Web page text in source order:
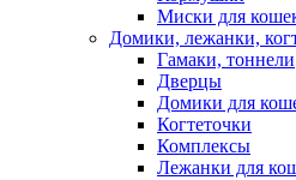
Миски для
Домики, лежанки,
Гамаки, тоннели
Дверцы
Домики для
Когтеточки
Комплексы
Лежанки для